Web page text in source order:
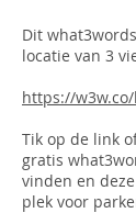
Dit
locatie van 3
https://
Tik op de link
gratis
vinden en
plek voor